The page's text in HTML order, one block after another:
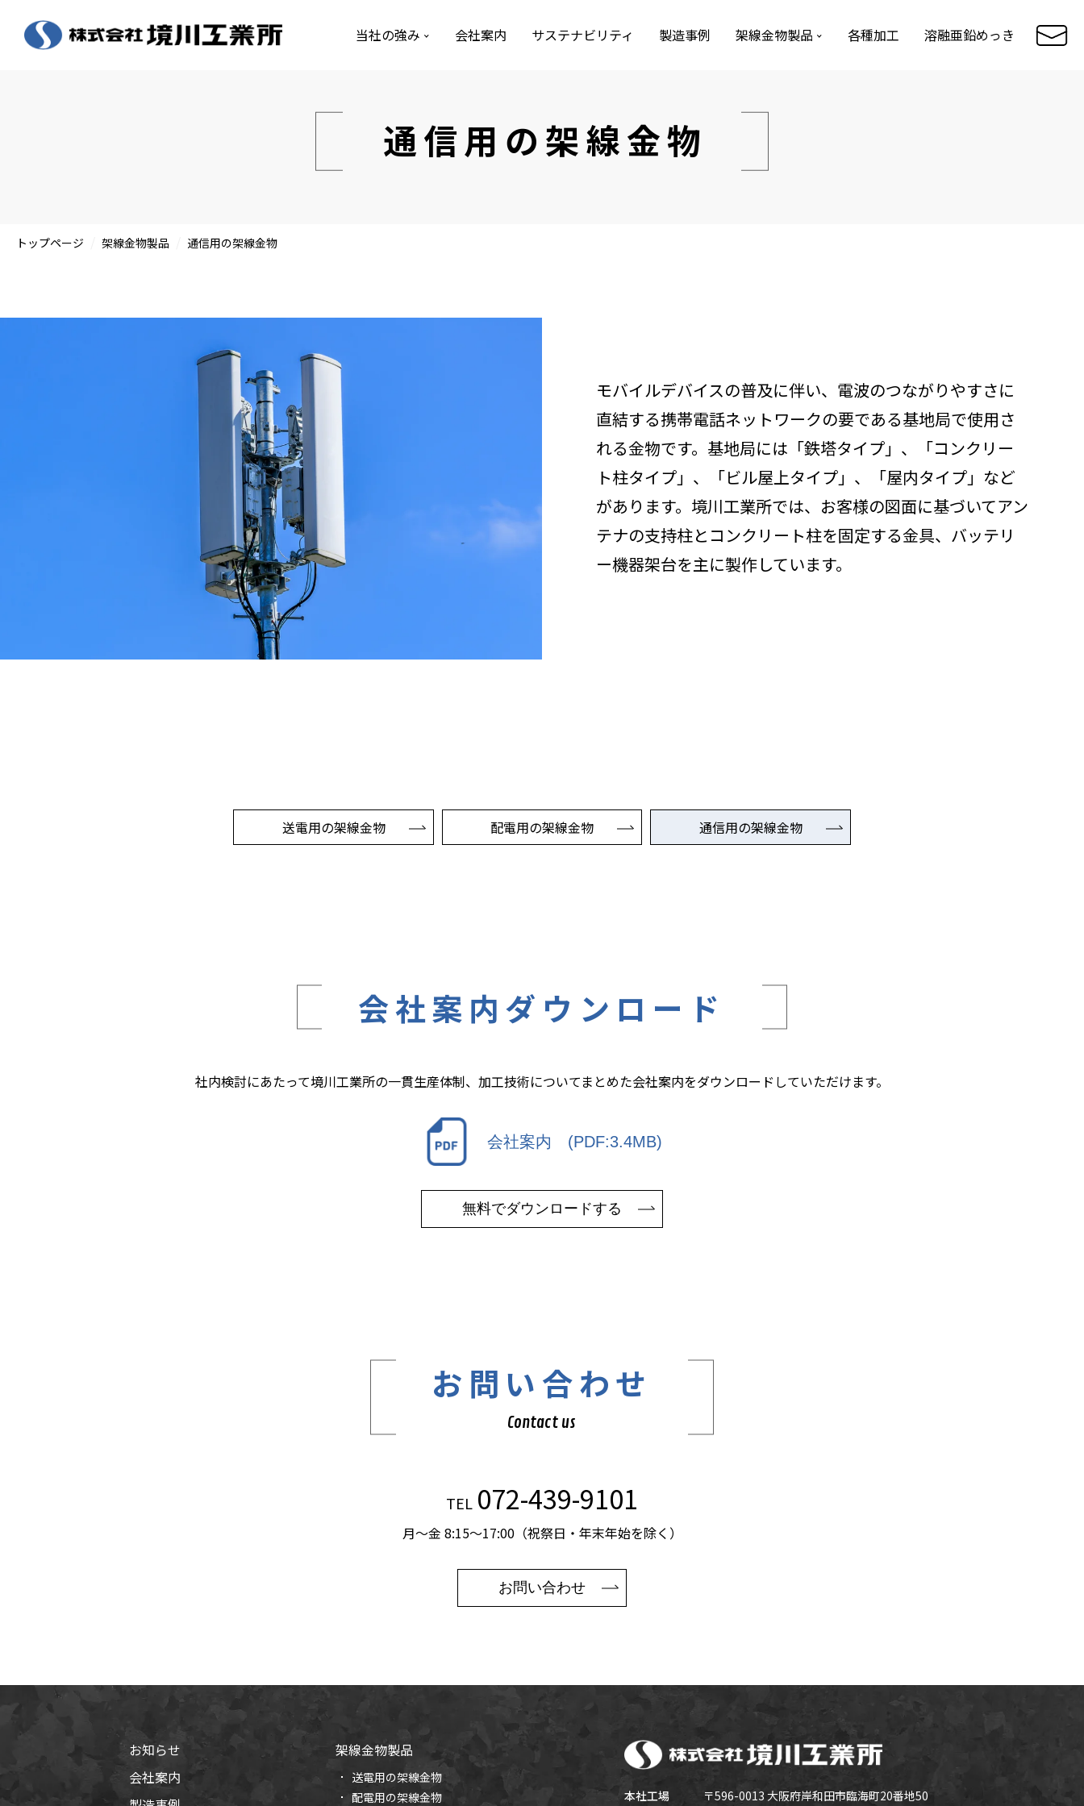
当社の強み 会社案内 サステナビリティ 製造事例 架線金物製品 各種加工 溶融亜鉛めっき
通信用の架線金物
トップページ 架線金物製品 通信用の架線金物
モバイルデバイスの普及に伴い、電波のつながりやすさに
直結する携帯電話ネットワークの要である基地局で使用さ
れる金物です。基地局には「鉄塔タイプ」、「コンクリー
ト柱タイプ」、「ビル屋上タイプ」、「屋内タイプ」など
があります。境川工業所では、お客様の図面に基づいてアン
テナの支持柱とコンクリート柱を固定する金具、バッテリ
ー機器架台を主に製作しています。
送電用の架線金物 配電用の架線金物 通信用の架線金物
会社案内ダウンロード
社内検討にあたって境川工業所の一貫生産体制、加工技術についてまとめた会社案内をダウンロードしていただけます。
会社案内 (PDF:3.4MB)
無料でダウンロードする
お問い合わせ
Contact us
TEL 072-439-9101
月～金 8:15～17:00（祝祭日・年末年始を除く）
お問い合わせ
お知らせ
会社案内
架線金物製品
送電用の架線金物
配電用の架線金物
本社工場 〒596-0013 大阪府岸和田市臨海町20番地50